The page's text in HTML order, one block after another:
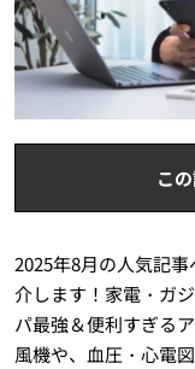
こ
2025年8月の人気記
介します！家電・ガ
パ最強＆便利すぎる
風機や、血圧・心電